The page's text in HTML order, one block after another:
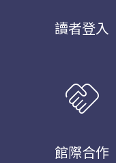
讀者登入
handshake
館際合作